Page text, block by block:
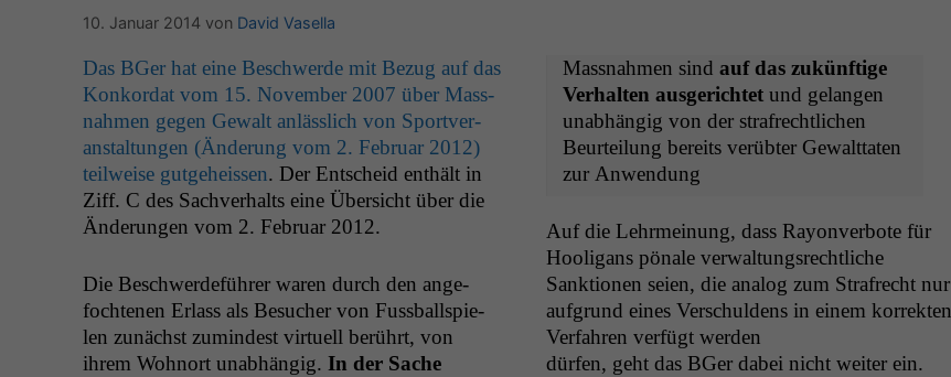
10. Januar 2014 von David Vasella
Das BGer hat eine Beschw­erde mit Bezug auf das
Konko­r­dat vom 15. Novem­ber 2007 über Mass­
nah­men gegen Gewalt anlässlich von Sportver­
anstal­tun­gen (Änderung vom 2. Feb­ru­ar 2012)
teil­weise gut­ge­heis­sen. Der Entscheid enthält in
Ziff. C des Sachver­halts eine Über­sicht über die
Änderun­gen vom 2. Feb­ru­ar 2012.
Die Beschw­erde­führer waren durch den ange­
focht­e­nen Erlass als Besuch­er von Fuss­ball­spie­
len zunächst zumin­d­est virtuell berührt, von
ihrem Wohnort unab­hängig. In der Sache
Mass­nah­men sind auf das zukün­ftige
Ver­hal­ten aus­gerichtet und gelan­gen
unab­hängig von der strafrechtlichen
Beurteilung bere­its verübter Gewalt­tat­en
zur Anwendung
Auf die Lehrmei­n­ung, dass Ray­on­ver­bote für
Hooli­gans pönale verwaltungsrechtliche
Sank­tio­nen seien, die ana­log zum Strafrecht nur
auf­grund eines Ver­schuldens in einem kor­rek­ten
Ver­fahren ver­fügt werden
dür­fen, geht das BGer dabei nicht weit­er ein.